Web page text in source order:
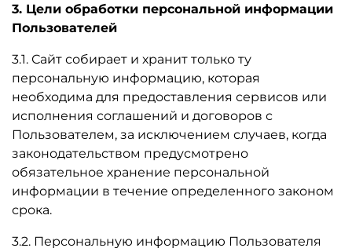
3. Цели обработки персональной информации
Пользователей
3.1. Сайт собирает и хранит только ту
персональную информацию, которая
необходима для предоставления сервисов или
исполнения соглашений и договоров с
Пользователем, за исключением случаев, когда
законодательством предусмотрено
обязательное хранение персональной
информации в течение определенного законом
срока.
3.2. Персональную информацию Пользователя